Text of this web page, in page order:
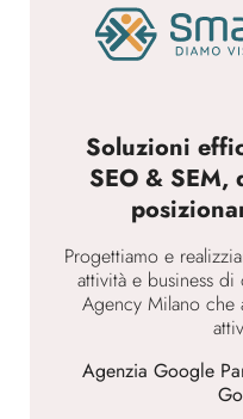
Soluzioni
SEO &
Progettiamo e
attività e business
Agency Milano che
Agenzia Google